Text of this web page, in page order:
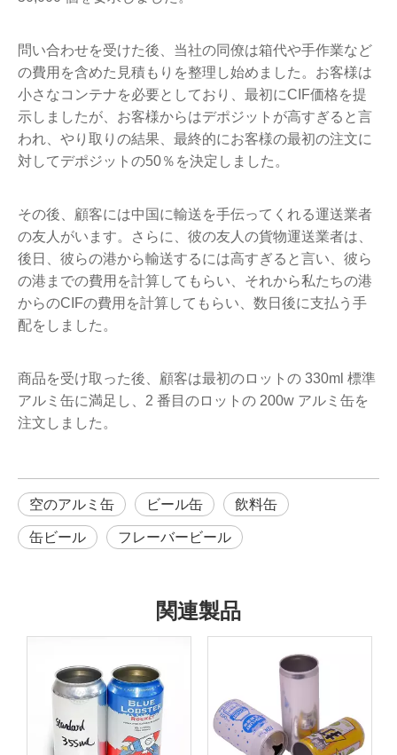
問い合わせを受けた後、当社の同僚は箱代や手作業など
の費用を含めた見積もりを整理し始めました。お客様は
小さなコンテナを必要としており、最初にCIF価格を提
示しましたが、お客様からはデポジットが高すぎると言
われ、やり取りの結果、最終的にお客様の最初の注文に
対してデポジットの50％を決定しました。
その後、顧客には中国に輸送を手伝ってくれる運送業者
の友人がいます。さらに、彼の友人の貨物運送業者は、
後日、彼らの港から輸送するには高すぎると言い、彼ら
の港までの費用を計算してもらい、それから私たちの港
からのCIFの費用を計算してもらい、数日後に支払う手
配をしました。
商品を受け取った後、顧客は最初のロットの 330ml 標準
アルミ缶に満足し、2 番目のロットの 200w アルミ缶を
注文しました。
空のアルミ缶 ビール缶 飲料缶
缶ビール フレーバービール
関連製品